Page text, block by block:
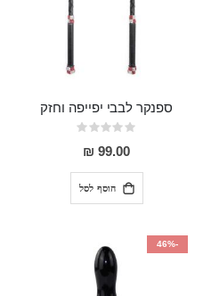
ספנקר לבבי יפייפה וחזק
Rating:
0%
99.00 ₪
הוסף לסל
-46%